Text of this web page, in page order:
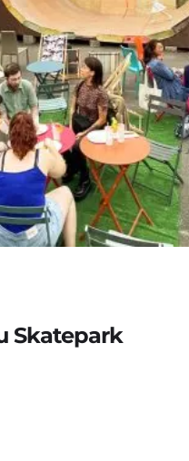
Skatepark